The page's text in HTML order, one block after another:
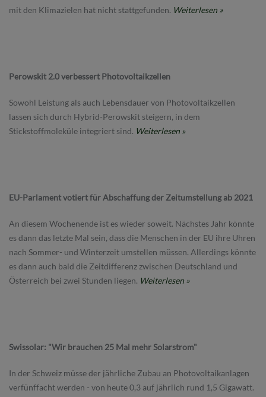
mit den Klimazielen hat nicht stattgefunden. Weiterlesen »
Perowskit 2.0 verbessert Photovoltaikzellen
Sowohl Leistung als auch Lebensdauer von Photovoltaikzellen
lassen sich durch Hybrid-Perowskit steigern, in dem
Stickstoffmoleküle integriert sind. Weiterlesen »
EU-Parlament votiert für Abschaffung der Zeitumstellung ab 2021
An diesem Wochenende ist es wieder soweit. Nächstes Jahr könnte
es dann das letzte Mal sein, dass die Menschen in der EU ihre Uhren
nach Sommer- und Winterzeit umstellen müssen. Allerdings könnte
es dann auch bald die Zeitdifferenz zwischen Deutschland und
Österreich bei zwei Stunden liegen. Weiterlesen »
Swissolar: "Wir brauchen 25 Mal mehr Solarstrom"
In der Schweiz müsse der jährliche Zubau an Photovoltaikanlagen
verfünffacht werden - von heute 0,3 auf jährlich rund 1,5 Gigawatt.